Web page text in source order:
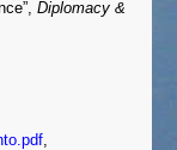
Diplomacy &
,